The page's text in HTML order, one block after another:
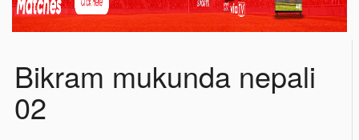
Bikram mukunda nepali
02